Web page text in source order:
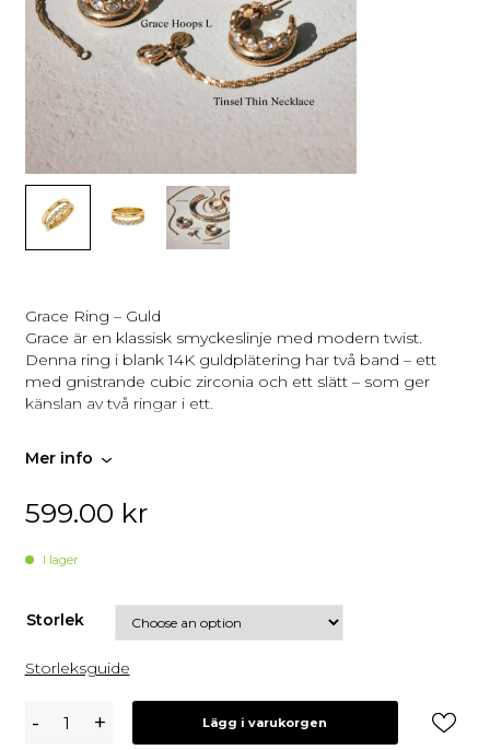
Grace Ring – Guld
Grace är en klassisk smyckeslinje med modern twist.
Denna ring i blank 14K guldplätering har två band – ett
med gnistrande cubic zirconia och ett slätt – som ger
känslan av två ringar i ett.
Material: 14K guldplätering på rostfritt stål
Egenskaper: Nickelsäker, vattenresistent
Mer info
599.00 kr
I lager
Storlek
Storleksguide
Grace
- + Lägg i varukorgen